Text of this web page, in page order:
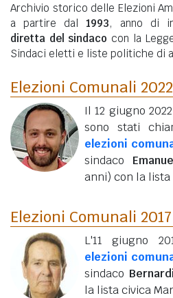
Archivio storico delle Elezioni
a partire dal 1993, anno di
diretta del sindaco con la
Sindaci eletti e liste politiche di
Elezioni Comunali 2022
Il 12 giugno
sono stati
elezioni
sindaco
anni) con la lista
Elezioni Comunali 2017
L'11 giugno
elezioni
sindaco
la lista civica